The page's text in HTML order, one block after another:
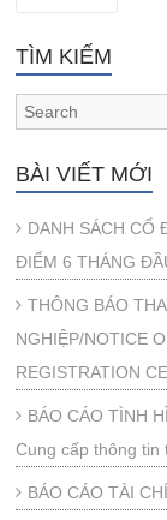
TÌM KIẾM
BÀI VIẾT MỚI
DANH SÁCH CỔ
ĐIỂM 6 THÁNG
THÔNG BÁO
NGHIỆP/NOTICE
REGISTRATION
BÁO CÁO TÌNH
Cung cấp thông
BÁO CÁO TÀI